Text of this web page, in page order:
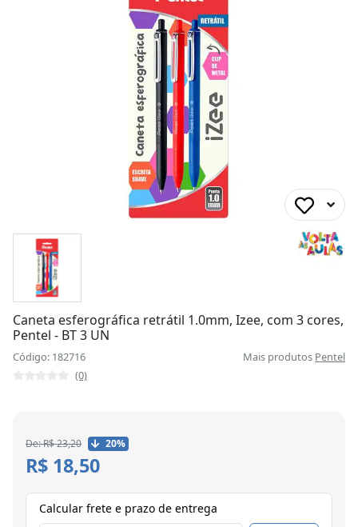
Caneta esferográfica retrátil 1.0mm, Izee, com 3 cores,
Pentel - BT 3 UN
Código: 182716 Mais produtos Pentel
(0)
De: R$ 23,20 20%
R$ 18,50
Calcular frete e prazo de entrega